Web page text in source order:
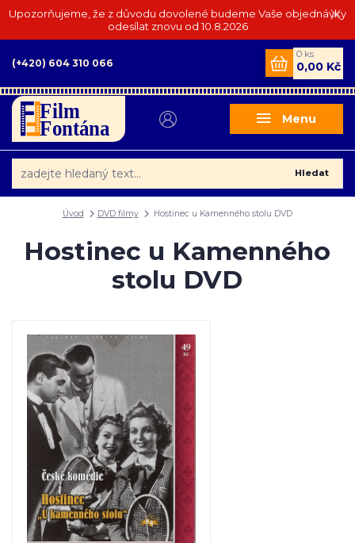
Upozorňujeme, že z důvodu dovolené budeme Vaše objednávky
odesílat znovu od 10.8.2026
Menu
Hledat
(+420) 604 310 066
0 ks
0,00 Kč
Úvod DVD filmy Hostinec u Kamenného stolu DVD
Hostinec u Kamenného
stolu DVD